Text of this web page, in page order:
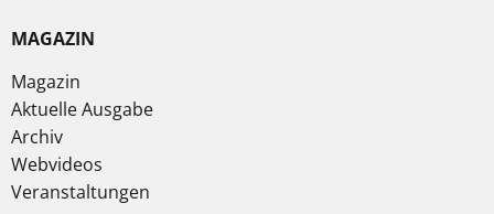
MAGAZIN
Magazin
Aktuelle Ausgabe
Archiv
Webvideos
Veranstaltungen